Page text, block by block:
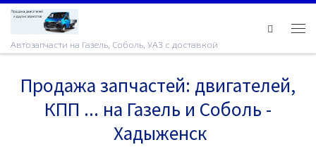
Skip to content
Автозапчасти на Газель, Соболь, УАЗ с доставкой
Продажа запчастей: двигателей,
КПП ... на Газель и Соболь -
Хадыженск